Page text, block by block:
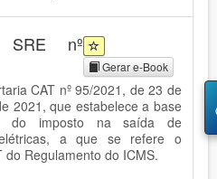
SRE nº
Gerar e-Book
CAT nº 95/2021, de 23 de
2021, que estabelece a base
do imposto na saída de
a que se refere o
do Regulamento do ICMS.